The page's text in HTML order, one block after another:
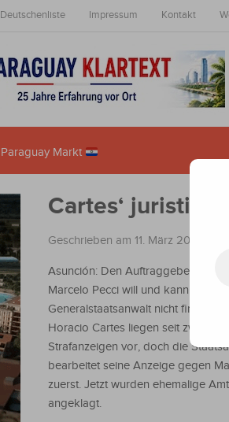
Deutschenliste Impressum Kontakt
Paraguay Markt
Cartes‘
Geschrieben am 11. März 2024
Asunción: Den Auftraggeber des
Marcelo Pecci will und kann der
Generalstaatsanwalt nicht finden.
Horacio Cartes liegen seit zwei
Strafanzeigen vor, doch die
bearbeitet seine Anzeige gegen
zuerst. Jetzt wurden ehemalige
angeklagt.